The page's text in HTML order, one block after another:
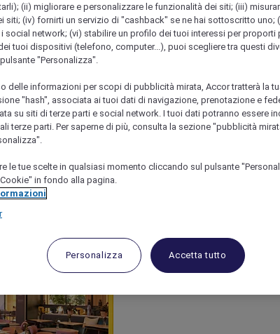
(ii) migliorare e personalizzare le funzionalità dei siti; (iii)
siti; (iv) fornirti un servizio di "cashback" se ne hai sottoscritto uno;
social network; (vi) stabilire un profilo dei tuoi interessi per proporti
tuoi dispositivi (telefono, computer...), puoi scegliere tra questi
"Personalizza".
delle informazioni per scopi di pubblicità mirata, Accor tratterà la
"hash", associata ai tuoi dati di navigazione, prenotazione e
su siti di terze parti e social network. I tuoi dati potranno essere
terze parti. Per saperne di più, consulta la sezione "pubblicità
le tue scelte in qualsiasi momento cliccando sul pulsante
in fondo alla pagina.
Personalizza Accetta tutto